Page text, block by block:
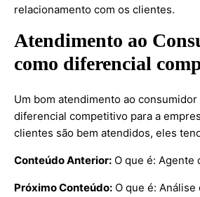
relacionamento com os clientes.
Atendimento ao
como diferencial
Um bom atendimento ao
diferencial competitivo para a
clientes são bem atendidos, eles
Conteúdo Anterior: O que é: Agente
Próximo Conteúdo: O que é: